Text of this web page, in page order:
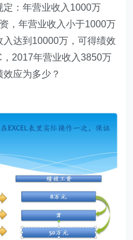
定：年营业收入1000万
，年营业收入小于1000万
达到10000万，可得绩效
2017年营业收入3850万
应为多少？